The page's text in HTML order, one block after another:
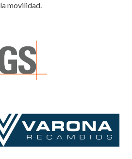
movilidad.